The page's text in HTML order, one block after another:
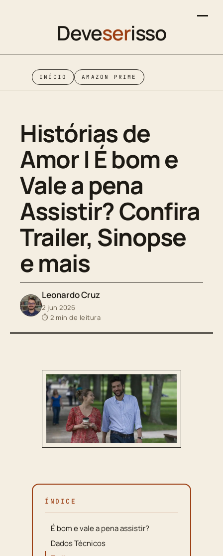
Deveserisso
INÍCIO AMAZON PRIME
Histórias de
Amor | É bom e
Vale a pena
Assistir? Confira
Trailer, Sinopse
e mais
Leonardo Cruz
2 jun 2026
⏱ 2 min de leitura
ÍNDICE
É bom e vale a pena assistir?
Dados Técnicos